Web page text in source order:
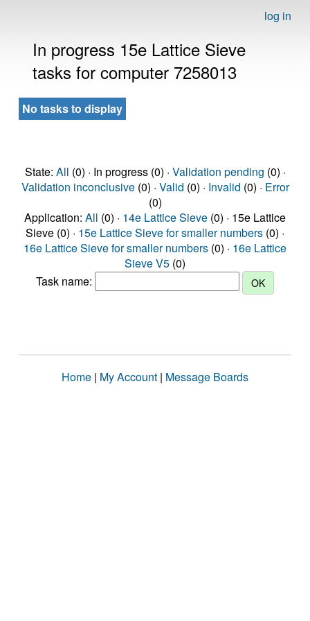
log in
In progress 15e Lattice Sieve
tasks for computer 7258013
No tasks to display
State: All (0) · In progress (0) · Validation pending (0) ·
Validation inconclusive(0) · Valid (0) · Invalid (0) · Error
(0)
Application: All (0) · 14e Lattice Sieve (0) · 15e Lattice
Sieve (0) · 15e Lattice Sieve for smaller numbers (0) ·
16e Lattice Sieve for smaller numbers (0) · 16e Lattice
Sieve V5 (0)
Task name:
Home | My Account | Message Boards